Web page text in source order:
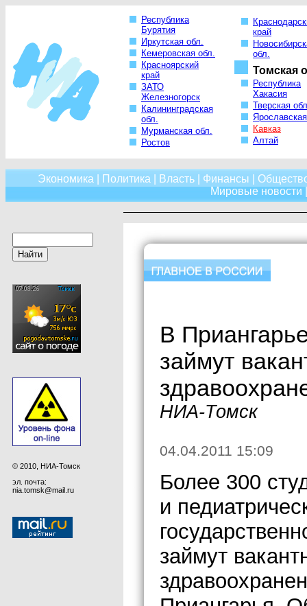
Республика
Бурятия
Иркутская обл.
Кемеровская обл.
Красноярский
край
ЗАТО
Железногорск
Калининградская
обл.
Мурманская обл.
Ростов
край
обл.
Томская
Республика
Хакасия
Тверская
Кавказ
Алтай
Экономика Политика Власть Финансы
Мировые новости
© 2010, НИА-Томск
эл. почта:
nia.tomsk@mail.ru
В
займут
НИА-Томск
04.04.2011 15:09
Более 300
и
займут